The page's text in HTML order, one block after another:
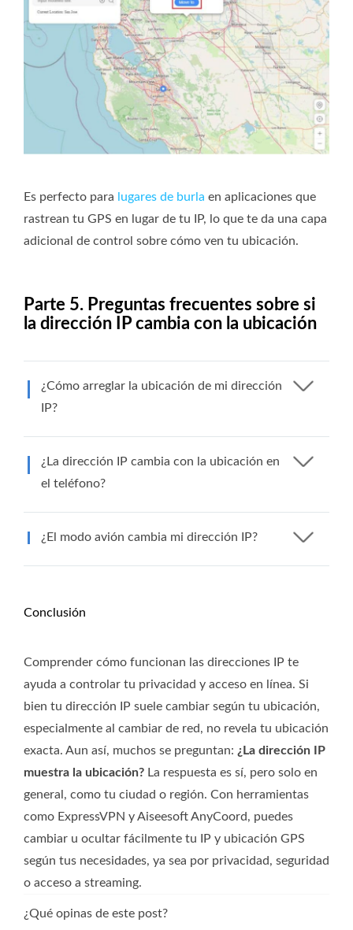
Es perfecto para lugares de burla en aplicaciones que
rastrean tu GPS en lugar de tu IP, lo que te da una capa
adicional de control sobre cómo ven tu ubicación.
Parte 5. Preguntas frecuentes sobre si
la dirección IP cambia con la ubicación
¿Cómo arreglar la ubicación de mi dirección
IP?
¿La dirección IP cambia con la ubicación en
el teléfono?
¿El modo avión cambia mi dirección IP?
Conclusión
Comprender cómo funcionan las direcciones IP te
ayuda a controlar tu privacidad y acceso en línea. Si
bien tu dirección IP suele cambiar según tu ubicación,
especialmente al cambiar de red, no revela tu ubicación
exacta. Aun así, muchos se preguntan: ¿La dirección IP
muestra la ubicación? La respuesta es sí, pero solo en
general, como tu ciudad o región. Con herramientas
como ExpressVPN y Aiseesoft AnyCoord, puedes
cambiar u ocultar fácilmente tu IP y ubicación GPS
según tus necesidades, ya sea por privacidad, seguridad
o acceso a streaming.
¿Qué opinas de este post?